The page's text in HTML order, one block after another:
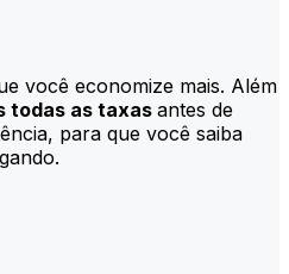
você economize mais. Além
todas as taxas antes de
para que você saiba